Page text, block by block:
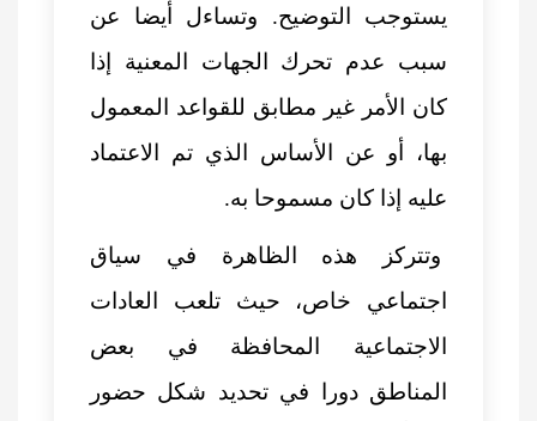
يستوجب التوضيح. وتساءل أيضا عن
سبب عدم تحرك الجهات المعنية إذا
كان الأمر غير مطابق للقواعد المعمول
بها، أو عن الأساس الذي تم الاعتماد
عليه إذا كان مسموحا به.
وتتركز هذه الظاهرة في سياق
اجتماعي خاص، حيث تلعب العادات
الاجتماعية المحافظة في بعض
المناطق دورا في تحديد شكل حضور